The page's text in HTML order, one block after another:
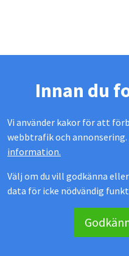
MEKOFLEX UTERUM
Innan du
Vi använder kakor för att
webbtrafik och annonsering.
information.
Välj om du vill godkänna
data för icke nödvändig